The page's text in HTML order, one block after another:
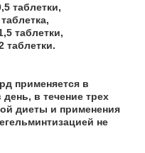
таблетки,
таблетки,
таблетки.
применяется в
в течение трех
диеты и применения
не